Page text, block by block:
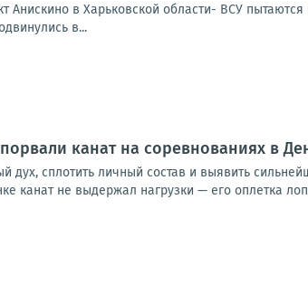
в Харьковской области- ВСУ пытаются
в...
канат на соревнованиях в
дух, сплотить личный состав и выявить
канат не выдержал нагрузки — его оплетка